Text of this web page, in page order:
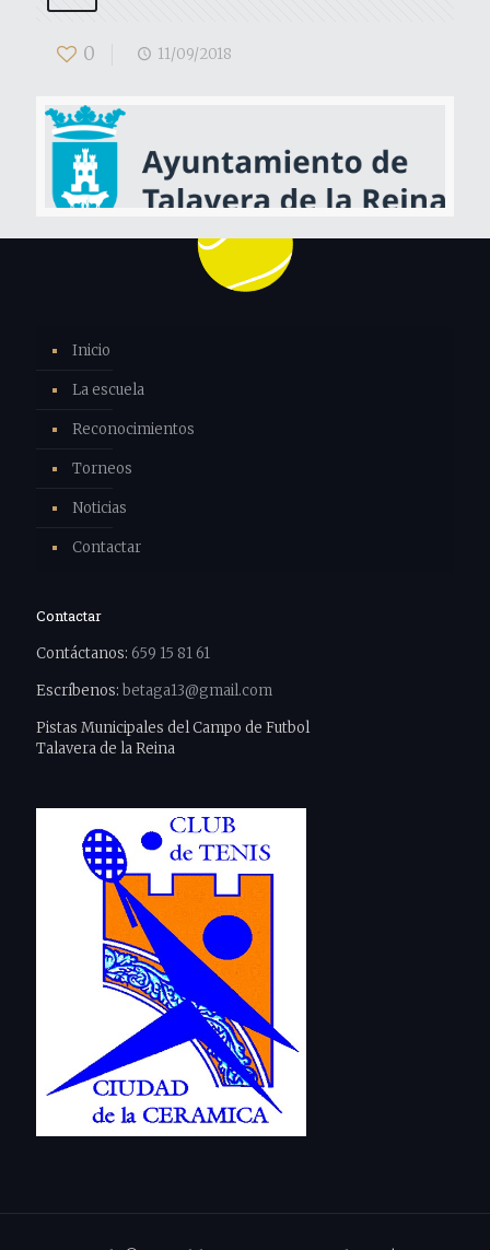
0 11/09/2018
Inicio
La escuela
Reconocimientos
Torneos
Noticias
Contactar
Contactar
Contáctanos: 659 15 81 61
Escríbenos: betaga13@gmail.com
Pistas Municipales del Campo de Futbol
Talavera de la Reina